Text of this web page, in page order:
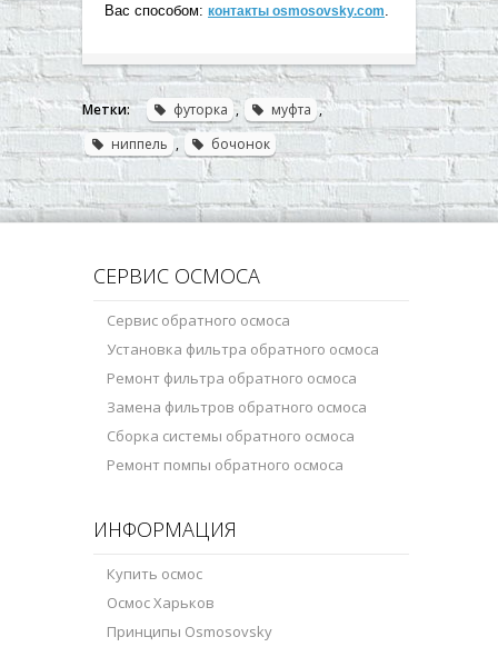
Вас способом: контакты osmosovsky.com
Метки: футорка , муфта ,
ниппель , бочонок
СЕРВИС ОСМОСА
Сервис обратного осмоса
Установка фильтра обратного осмоса
Ремонт фильтра обратного осмоса
Замена фильтров обратного осмоса
Сборка системы обратного осмоса
Ремонт помпы обратного осмоса
ИНФОРМАЦИЯ
Купить осмос
Осмос Харьков
Принципы Osmosovsky